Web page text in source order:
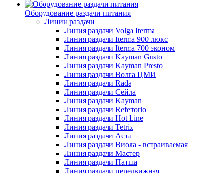
Оборудование раздачи питания
Линии раздачи
Линия раздачи Volga Iterma
Линия раздачи Iterma 900 люкс
Линия раздачи Iterma 700 эконом
Линия раздачи Kayman Gusto
Линия раздачи Kayman Presto
Линия раздачи Волга ЦМИ
Линия раздачи Rada
Линия раздачи Сейла
Линия раздачи Kayman
Линия раздачи Refettorio
Линия раздачи Hot Line
Линия раздачи Tetrix
Линия раздачи Аста
Линия раздачи Виола - встраиваемая
Линия раздачи Мастер
Линия раздачи Патша
Линия раздачи передвижная